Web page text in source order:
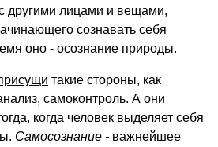
другими лицами и вещами,
сознавать себя
оно - осознание природы.
такие стороны, как
самоконтроль. А они
когда человек выделяет себя
Самосознание - важнейшее